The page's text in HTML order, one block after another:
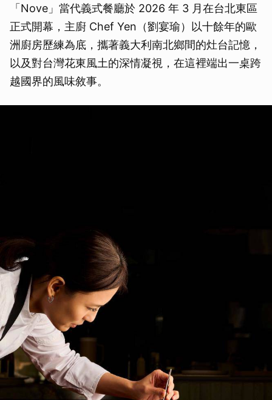
「Nove」當代義式餐廳於 2026 年 3 月在台北東區
正式開幕，主廚 Chef Yen（劉宴瑜）以十餘年的歐
洲廚房歷練為底，攜著義大利南北鄉間的灶台記憶，
以及對台灣花東風土的深情凝視，在這裡端出一桌跨
越國界的風味敘事。